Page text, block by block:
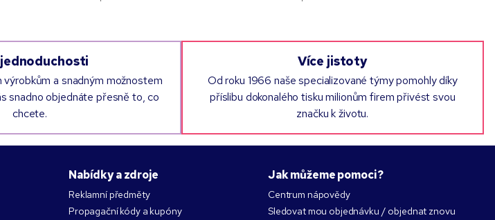
výrobkům a snadným možnostem
snadno objednáte přesně to, co
chcete.
Více jistoty
Od roku 1966 naše specializované týmy pomohly díky
příslibu dokonalého tisku milionům firem přivést svou
značku k životu.
Nabídky a zdroje
Reklamní předměty
Propagační kódy a kupóny
Jak můžeme pomoci?
Centrum nápovědy
Sledovat mou objednávku / objednat znovu